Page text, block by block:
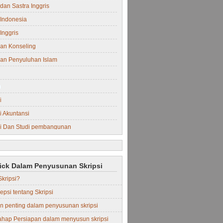
Sastra Inggris
Konseling
Penyuluhan Islam
Akuntansi
Dan Studi pembangunan
Manajemen
Dalam Penyusunan Skripsi
tentang Skripsi
penting dalam penyusunan skripsi
Persiapan dalam menyusun skripsi